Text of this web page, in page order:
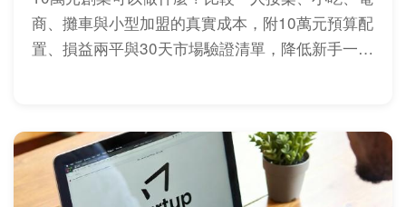
商、攤車與小型加盟的真實成本，附10萬元預算配
置、損益兩平與30天市場驗證清單，降低新手一次